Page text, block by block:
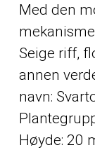
Med den
Seige riff,
annen
navn:
Høyde: 20